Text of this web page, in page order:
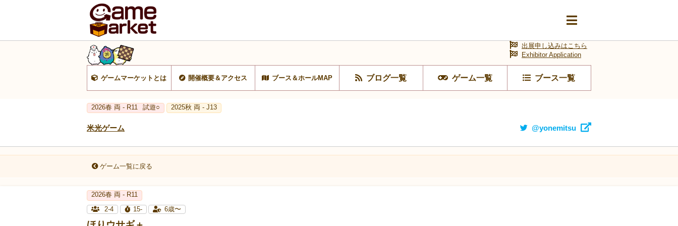
ゲームマーケットとは 開催概要＆アクセス ブース＆ホールMAP ブログ一覧 ゲーム一覧 ブース一覧
出展申し込みはこちら
Exhibitor Application
2026春 両 - R11 試遊○ 2025秋 両 - J13
米光ゲーム @yonemitsu
ゲーム一覧に戻る
2026春 両 - R11
2-4
15- 6歳〜